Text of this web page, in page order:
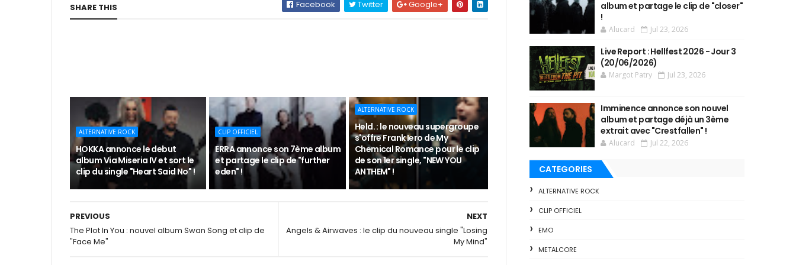
SHARE THIS Facebook Twitter Google+
ALTERNATIVE ROCK
HOKKA annonce le debut
album Via Miseria IV et sort le
clip du single "Heart Said No" !
CLIP OFFICIEL
ERRA annonce son 7ème album
et partage le clip de "further
eden" !
ALTERNATIVE ROCK
Held. : le nouveau supergroupe
s'offre Frank Iero de My
Chemical Romance pour le clip
de son 1er single, "NEW YOU
ANTHEM" !
NEXT
Angels & Airwaves : le clip du nouveau single "Losing
My Mind"
PREVIOUS
The Plot In You : nouvel album Swan Song et clip de
"Face Me"
album et partage le clip de "closer"
!
Alucard Jul 23, 2026
Live Report : Hellfest 2026 - Jour 3
(20/06/2026)
Margot Patry Jul 23, 2026
Imminence annonce son nouvel
album et partage déjà un 3ème
extrait avec "Crestfallen" !
Alucard Jul 22, 2026
CATEGORIES
ALTERNATIVE ROCK
CLIP OFFICIEL
EMO
METALCORE